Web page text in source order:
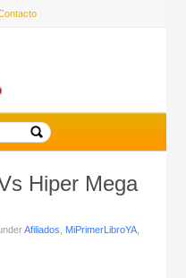
Hiper Mega
Afiliados MiPrimerLibroYA